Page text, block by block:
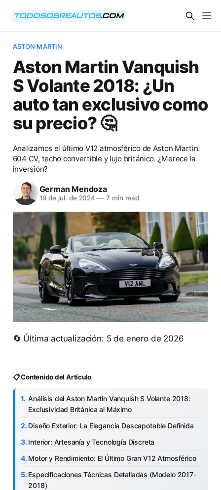
ASTON MARTIN
Aston Martin Vanquish
S Volante 2018: ¿Un
auto tan exclusivo como
su precio? 🤔
Analizamos el último V12 atmosférico de Aston Martin.
604 CV, techo convertible y lujo británico. ¿Merece la
inversión?
German Mendoza
19 de jul. de 2024 — 7 min read
🔄 Última actualización: 5 de enero de 2026
📋 Contenido del Artículo
Análisis del Aston Martin Vanquish S Volante 2018:
Exclusividad Británica al Máximo
Diseño Exterior: La Elegancia Descapotable Definida
Interior: Artesanía y Tecnología Discreta
Motor y Rendimiento: El Último Gran V12 Atmosférico
Especificaciones Técnicas Detalladas (Modelo 2017-
2018)